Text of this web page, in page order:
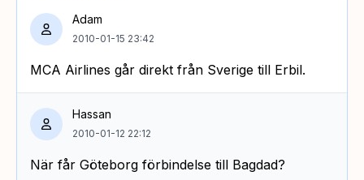
Adam
2010-01-15 23:42
MCA Airlines går direkt från Sverige till Erbil.
Hassan
2010-01-12 22:12
När får Göteborg förbindelse till Bagdad?